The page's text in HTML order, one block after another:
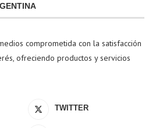
comprometida con la satisfacción
ofreciendo productos y servicios
TWITTER